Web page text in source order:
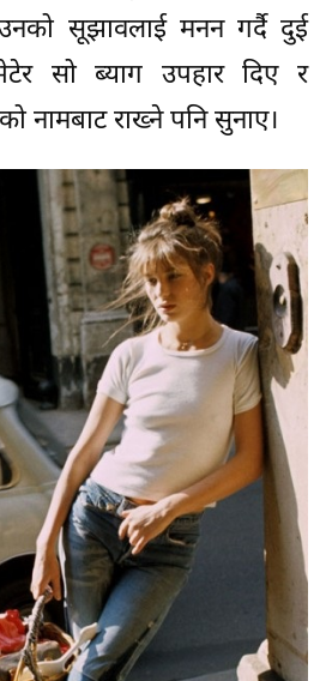
सूझावलाई मनन गर्दै दुई
सो ब्याग उपहार दिए र
नामबाट राख्ने पनि सुनाए।